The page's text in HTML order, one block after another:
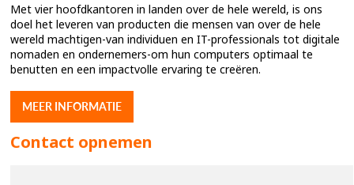
Met vier hoofdkantoren in landen over de hele wereld, is ons
doel het leveren van producten die mensen van over de hele
wereld machtigen-van individuen en IT-professionals tot digitale
nomaden en ondernemers-om hun computers optimaal te
benutten en een impactvolle ervaring te creëren.
MEER INFORMATIE
Contact opnemen